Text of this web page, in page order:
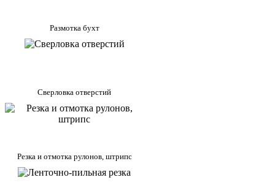
Размотка бухт
Сверловка отверстий
Резка и отмотка рулонов, штрипс